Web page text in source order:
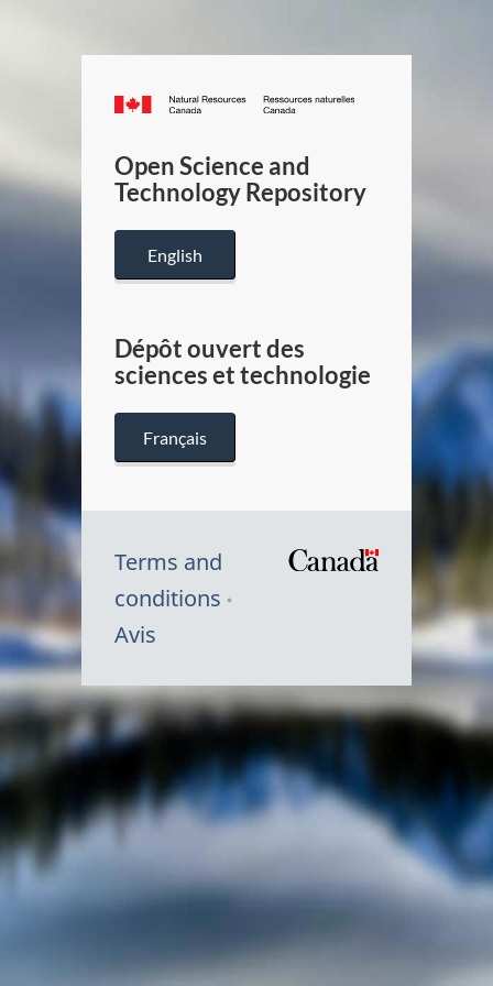
Canada.ca
/
Canada
Open Science and
Technology Repository
English
Dépôt ouvert des
sciences et technologie
Français
Terms and
conditions
Avis
Symbole
du
Canada